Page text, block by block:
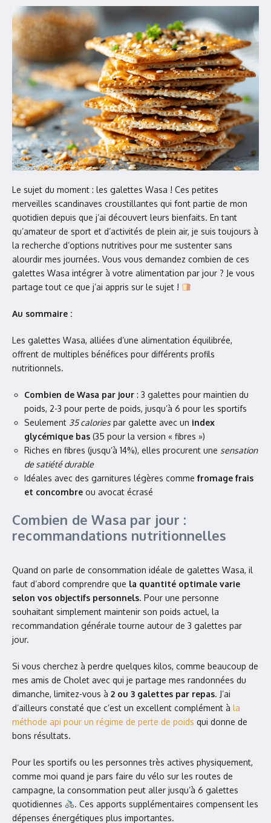
Le sujet du moment : les galettes Wasa ! Ces petites
merveilles scandinaves croustillantes qui font partie de mon
quotidien depuis que j’ai découvert leurs bienfaits. En tant
qu’amateur de sport et d’activités de plein air, je suis toujours à
la recherche d’options nutritives pour me sustenter sans
alourdir mes journées. Vous vous demandez combien de ces
galettes Wasa intégrer à votre alimentation par jour ? Je vous
partage tout ce que j’ai appris sur le sujet !
Au sommaire :
Les galettes Wasa, alliées d’une alimentation équilibrée,
offrent de multiples bénéfices pour différents profils
nutritionnels.
Combien de Wasa par jour : 3 galettes pour maintien du
poids, 2-3 pour perte de poids, jusqu’à 6 pour les sportifs
Seulement 35 caloriespar galette avec un index
glycémique bas (35 pour la version « fibres »)
Riches en fibres (jusqu’à 14%), elles procurent une sensation
de satiété durable
Idéales avec des garnitures légères comme fromage frais
et concombre ou avocat écrasé
Combien de Wasa par jour :
recommandations nutritionnelles
Quand on parle de consommation idéale de galettes Wasa, il
faut d’abord comprendre que la quantité optimale varie
selon vos objectifs personnels. Pour une personne
souhaitant simplement maintenir son poids actuel, la
recommandation générale tourne autour de 3 galettes par
jour.
Si vous cherchez à perdre quelques kilos, comme beaucoup de
mes amis de Cholet avec qui je partage mes randonnées du
dimanche, limitez-vous à 2 ou 3 galettes par repas. J’ai
d’ailleurs constaté que c’est un excellent complément à la
méthode api pour un régime de perte de poids qui donne de
bons résultats.
Pour les sportifs ou les personnes très actives physiquement,
comme moi quand je pars faire du vélo sur les routes de
campagne, la consommation peut aller jusqu’à 6 galettes
quotidiennes
. Ces apports supplémentaires compensent les
dépenses énergétiques plus importantes.